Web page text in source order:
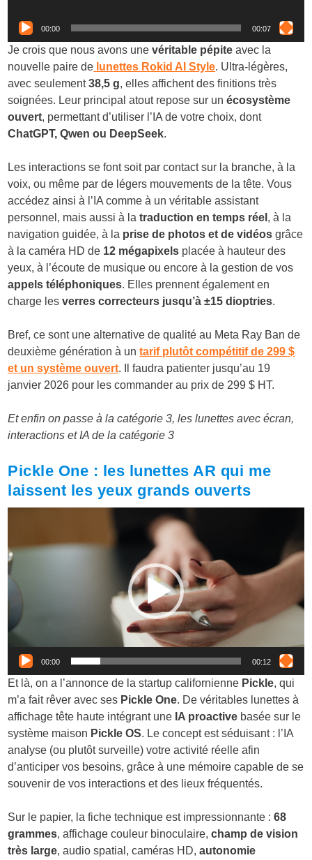
00:00 00:07
Je crois que nous avons unevéritable pépite avec la
nouvelle paire de lunettes Rokid AI Style. Ultra-légères,
avec seulement38,5 g, elles affichent des finitions très
soignées. Leur principal atout repose sur unécosystème
ouvert, permettant d’utiliser l’IA de votre choix, dont
ChatGPT, Qwen ou DeepSeek.
Les interactions se font soit par contact sur la branche, à la
voix, ou même par de légers mouvements de la tête. Vous
accédez ainsi à l’IA comme à un véritable assistant
personnel, mais aussi à latraduction en temps réel , à la
navigation guidée, à la prise de photos et de vidéos grâce
à la caméra HD de 12 mégapixels placée à hauteur des
yeux, à l’écoute de musique ou encore à la gestion de vos
appels téléphoniques. Elles prennent également en
charge lesverres correcteurs jusqu’à ±15 dioptries.
Bref, ce sont une alternative de qualité au Meta Ray Ban de
deuxième génération à untarif plutôt compétitif de 299 $
et un système ouvert. Il faudra patienter jusqu’au 19
janvier 2026 pour les commander au prix de 299 $ HT.
Et enfin on passe à la catégorie 3, les lunettes avec écran,
interactions et IA de la catégorie 3
Pickle One : les lunettes AR qui me
laissent les yeux grands ouverts
00:00 00:12
Et là, on a l’annonce de la startup californienne Pickle, qui
m’a fait rêver avec ses Pickle One. De véritables lunettes à
affichage tête haute intégrant une IA proactive basée sur le
système maison Pickle OS. Le concept est séduisant : l’IA
analyse (ou plutôt surveille) votre activité réelle afin
d’anticiper vos besoins, grâce à une mémoire capable de se
souvenir de vos interactions et des lieux fréquentés.
Sur le papier, la fiche technique est impressionnante :68
grammes, affichage couleur binoculaire,champ de vision
très large, audio spatial, caméras HD,autonomie